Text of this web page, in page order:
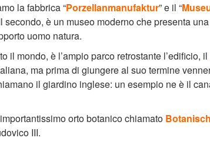
la fabbrica “Porzellanmanufaktur” e il “
è un museo moderno che presenta
uomo natura.
il mondo, è l’ampio parco retrostante l’edificio, il
ma prima di giungere al suo termine
il giardino inglese: un esempio ne è il
orto botanico chiamato
III.